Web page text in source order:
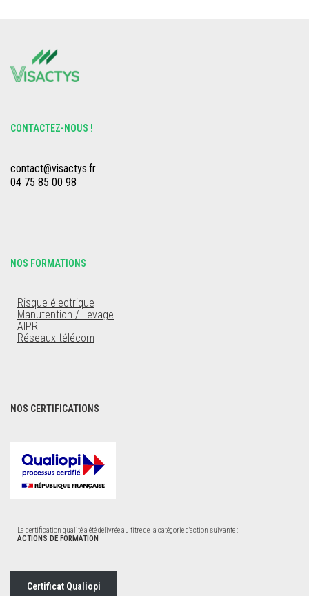
CONTACTEZ-NOUS !
contact@visactys.fr
04 75 85 00 98
NOS FORMATIONS
Risque électrique
Manutention / Levage
AIPR
Réseaux télécom
NOS CERTIFICATIONS
La certification qualité a été délivrée au titre de la catégorie d'action suivante :
ACTIONS DE FORMATION
Certificat Qualiopi